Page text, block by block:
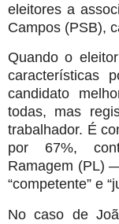
eleitores a
Campos (PSB),
Quando o
características
candidato
todas, mas
trabalhador. É
por 67%,
Ramagem (PL)
“competente” e
No caso de